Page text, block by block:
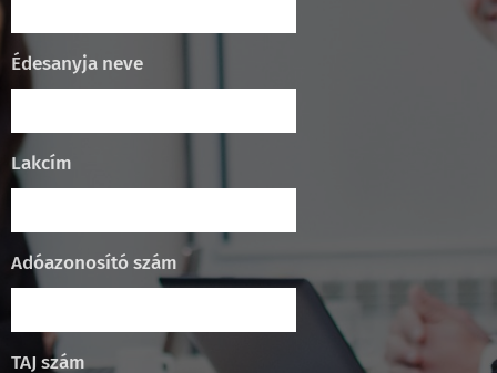
Édesanyja neve
Lakcím
Adóazonosító szám
TAJ szám